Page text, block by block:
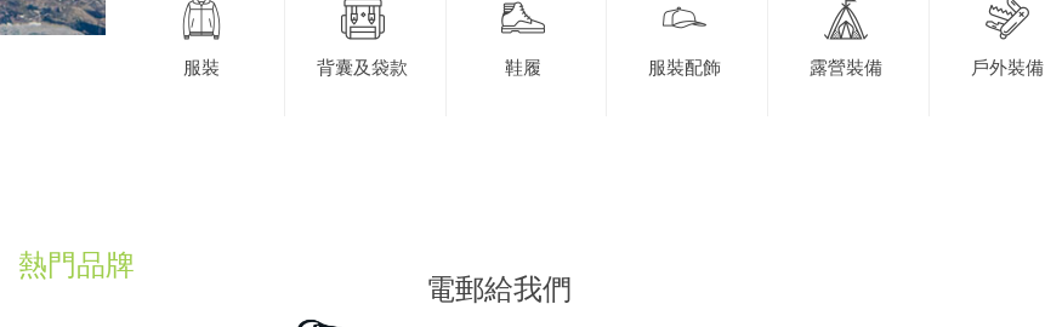
服裝 背囊及袋款 鞋履 服裝配飾 露營裝備 戶外裝備
電郵給我們
熱門品牌